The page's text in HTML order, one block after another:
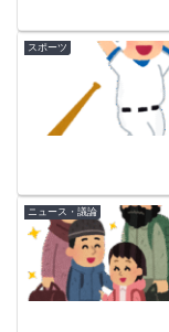
スポーツ
ニュース・議論